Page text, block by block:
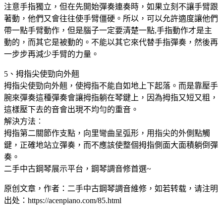
注意手指獨立，但在先開始彈奏連奏時，如果立刻不讓手臂跟
著動，他們又會往往使手臂僵硬。所以，可以允許適度讓他們
帶一點手臂動作，但是腦子一定要清楚一點,手指動作才是主
動的，而其它是被動的。不能以其它來代替手指彈奏，然後再
一步步再減少手臂的力量。
5、拇指尖使勁向外翹
拇指尖使勁向外翹，使拇指不能自如地上下起落。而是靠壓手
腕來彈奏這種彈奏會讓拇指躺在琴鍵上，因為拇指又短又粗，
這樣壓下去的音會出現不均勻的重音。
解決方法︰
拇指第二關節作支點，向里彎曲呈弧形，用指尖的外側點觸
鍵，正確地站立彈奏，而不應該使整個拇指側面大面積躺倒彈
奏。
二手中古鋼琴展示平台，鋼琴調音修首選~
原创文章，作者：二手中古鋼琴調音維修，如若转载，请注明
出处：https://acenpiano.com/85.html